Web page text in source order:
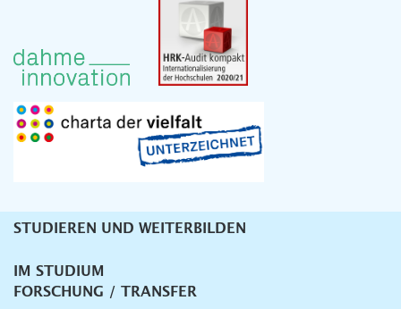
Unternavigation
STUDIEREN UND WEITERBILDEN
IM STUDIUM
FORSCHUNG / TRANSFER